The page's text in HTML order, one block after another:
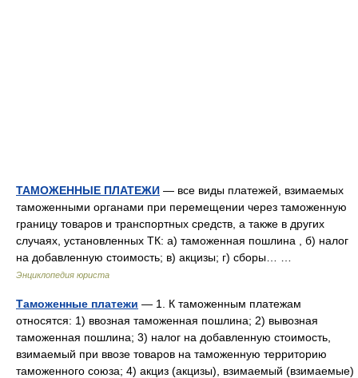
ТАМОЖЕННЫЕ ПЛАТЕЖИ — все виды платежей, взимаемых
таможенными органами при перемещении через таможенную
границу товаров и транспортных средств, а также в других
случаях, установленных ТК: а) таможенная пошлина , б) налог
на добавленную стоимость; в) акцизы; г) сборы… …
Энциклопедия юриста
Таможенные платежи — 1. К таможенным платежам
относятся: 1) ввозная таможенная пошлина; 2) вывозная
таможенная пошлина; 3) налог на добавленную стоимость,
взимаемый при ввозе товаров на таможенную территорию
таможенного союза; 4) акциз (акцизы), взимаемый (взимаемые)